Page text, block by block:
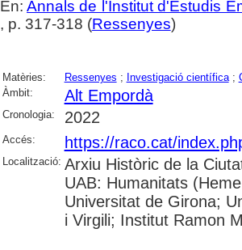
En:Annals de l'Institut d'Estudis
, p. 317-318 (Ressenyes)
Matèries: Ressenyes ; Investigació científica;
Àmbit:
Alt Empordà
Cronologia: 2022
Accés: https://raco.cat/
Localització: Arxiu Històric de la
UAB: Humanitats
Universitat de Girona;
i Virgili; Institut Ramon